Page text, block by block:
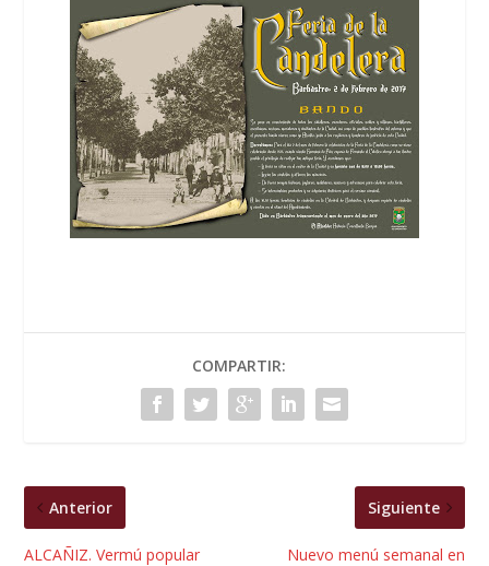
COMPARTIR:
Anterior
ALCAÑIZ. Vermú popular
Siguiente
Nuevo menú semanal en